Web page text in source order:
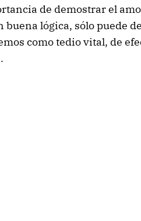
de demostrar el
lógica, sólo puede
como tedio vital, de